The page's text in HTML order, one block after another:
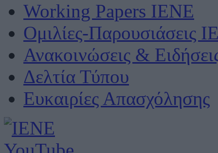
Working Papers IENE
Ομιλίες-Παρουσιάσεις
Ανακοινώσεις &
Δελτία Τύπου
Ευκαιρίες Απασχόλησης